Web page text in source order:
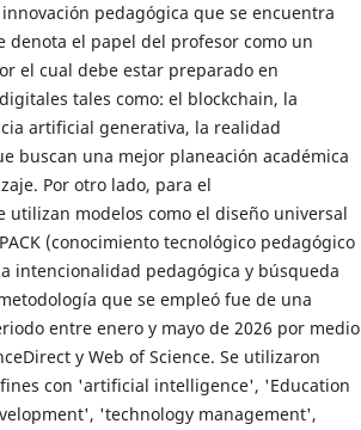
pedagógica que se encuentra
denota el papel del profesor como un
el cual debe estar preparado en
tales como: el blockchain, la
artificial generativa, la realidad
buscan una mejor planeación académica
Por otro lado, para el
utilizan modelos como el diseño universal
(conocimiento tecnológico pedagógico
intencionalidad pedagógica y búsqueda
que se empleó fue de una
entre enero y mayo de 2026 por medio
y Web of Science. Se utilizaron
con 'artificial intelligence', 'Education
'technology management',